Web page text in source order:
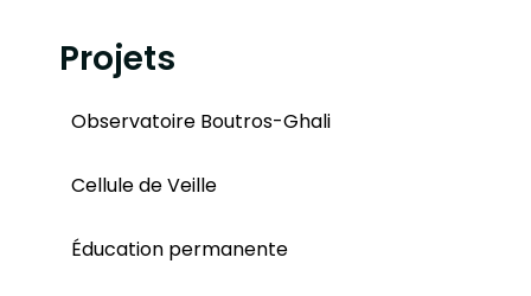
Projets
Observatoire Boutros-Ghali
Cellule de Veille
Éducation permanente